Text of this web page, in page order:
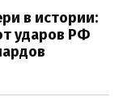
в истории:
ударов РФ